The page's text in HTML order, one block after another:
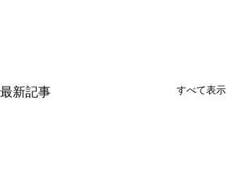
最新記事 すべて表示